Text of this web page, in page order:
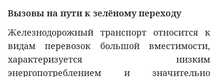
Вызовы на пути к зелёному переходу
Железнодорожный транспорт относится к
видам перевозок большой вместимости,
характеризуется низким
энергопотреблением и значительно